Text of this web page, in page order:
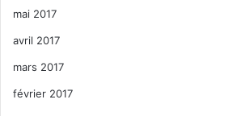
mai 2017
avril 2017
mars 2017
février 2017